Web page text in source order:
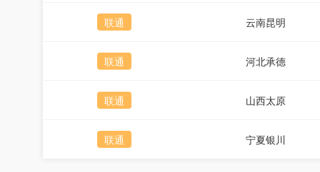
联通 云南昆明
联通 河北承德
联通 山西太原
联通 宁夏银川